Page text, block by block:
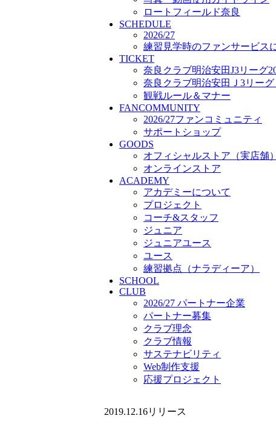
プロジェクト
コーチ&スタッフ
ジュニア
ジュニアユース
ユース
練習拠点（ナラディーア）
SCHOOL
CLUB
2026/27 パートナー企業
パートナー募集
クラブ理念
クラブ情報
サステナビリティ
Web制作支援
応援プロジェクト
ロートフィールド奈良
SCHEDULE
2026/27
練習見学時のファンサービス
TICKET
奈良クラブ明治安田J3リーグ
奈良クラブ明治安田Ｊ3リーグ
観戦ルール＆マナー
FANCOMMUNITY
2026/27ファンコミュニティ
サポートショップ
GOODS
オフィシャルストア（実店舗）
オンラインストア
ACADEMY
アカデミーについて
プロジェクト
コーチ&スタッフ
ジュニア
ジュニアユース
ユース
練習拠点（ナラディーア）
SCHOOL
CLUB
2026/27 パートナー企業
パートナー募集
クラブ理念
クラブ情報
サステナビリティ
Web制作支援
応援プロジェクト
2019.12.16リリース